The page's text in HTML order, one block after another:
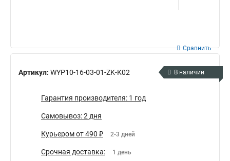
Артикул: WYP10-16-03-01-ZK-K02
Сравнить
В наличии
Гарантия производителя: 1 год
Самовывоз: 2 дня
Курьером от 490 ₽ 2-3 дней
Срочная доставка: 1 день